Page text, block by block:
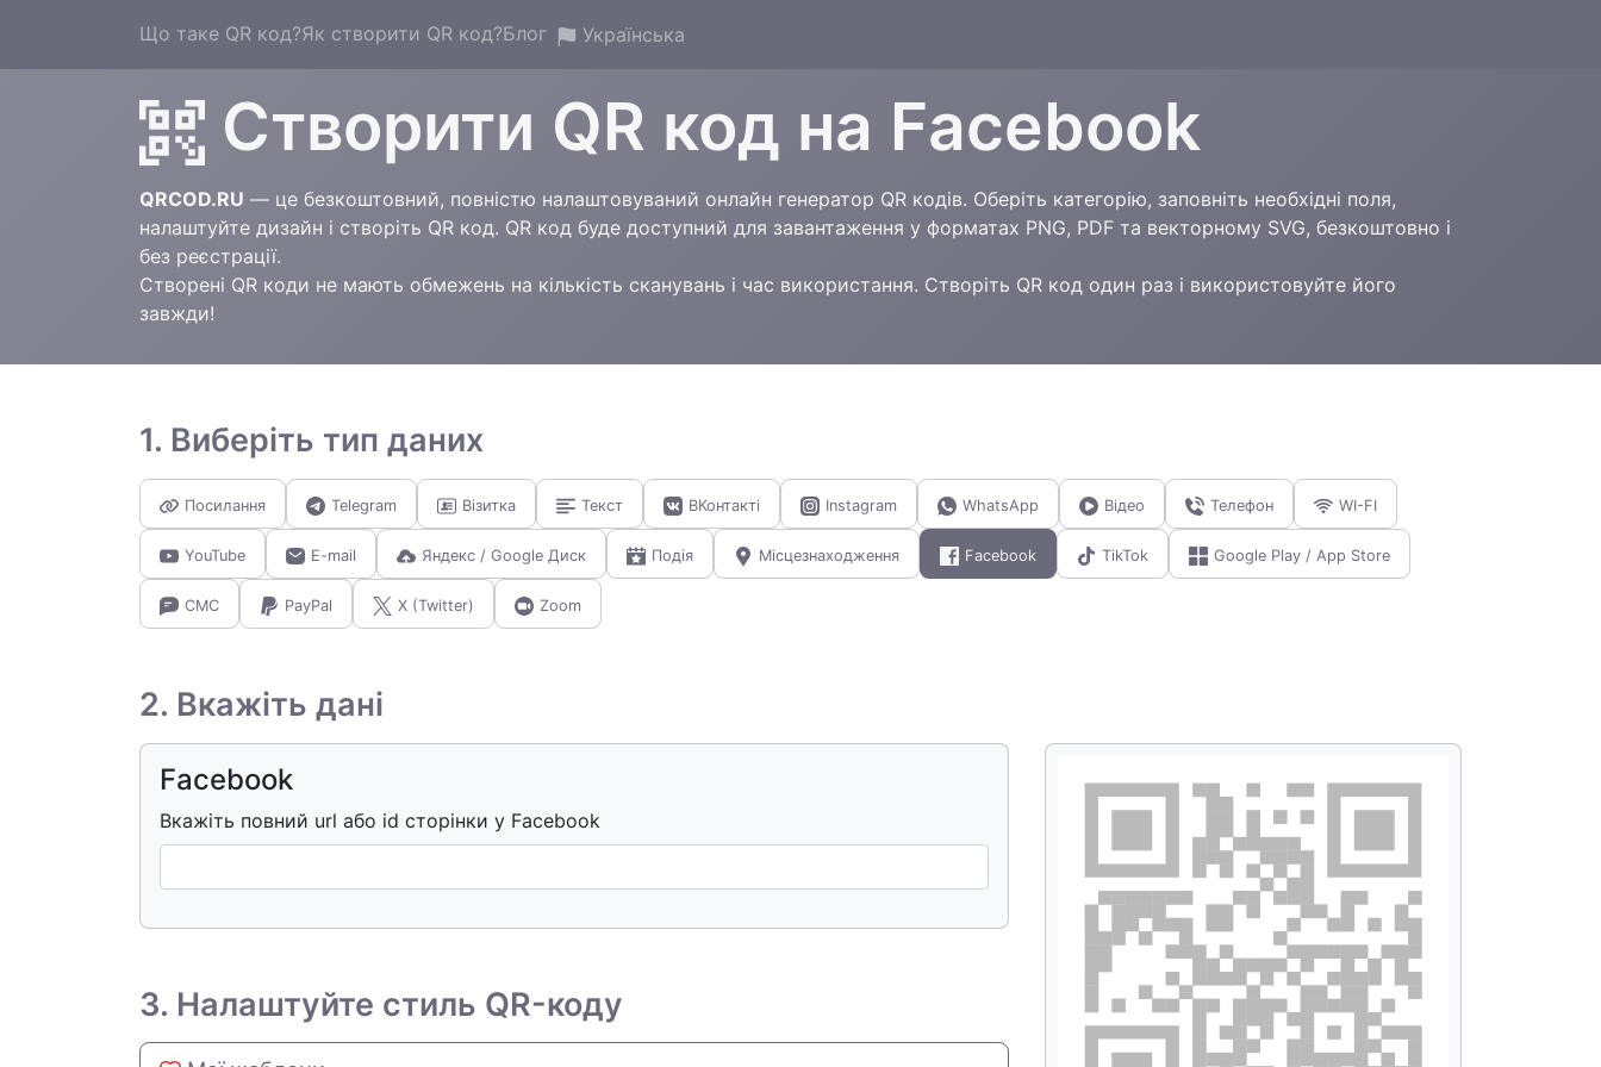
Що таке QR код?Як створити QR код?Блог Українська
Створити QR код на Facebook
QRCOD.RU — це безкоштовний, повністю налаштовуваний онлайн генератор QR кодів. Оберіть категорію, заповніть необхідні поля,
налаштуйте дизайн і створіть QR код. QR код буде доступний для завантаження у форматах PNG, PDF та векторному SVG, безкоштовно і
без реєстрації.
Створені QR коди не мають обмежень на кількість сканувань і час використання. Створіть QR код один раз і використовуйте його
завжди!
1. Виберіть тип даних
Посилання Telegram Візитка Текст ВКонтакті Instagram WhatsApp Відео Телефон WI-FI
YouTube E-mail Яндекс / Google Диск Подія Місцезнаходження Facebook TikTok Google Play / App Store
СМС PayPal X (Twitter) Zoom
2. Вкажіть дані
Facebook
Вкажіть повний url або id сторінки у Facebook
3. Налаштуйте стиль QR-коду